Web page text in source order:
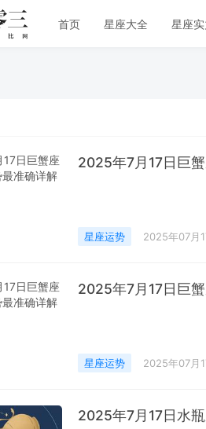
首页 星座大全 星座
2025年7月17日巨
星座运势 2025年07月
2025年7月17日巨
星座运势 2025年07月
2025年7月17日水